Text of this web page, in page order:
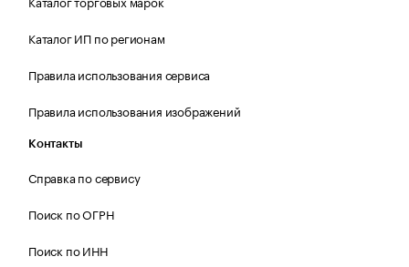
Каталог ИП по регионам
Правила использования сервиса
Правила использования изображений
Контакты
Справка по сервису
Поиск по ОГРН
Поиск по ИНН